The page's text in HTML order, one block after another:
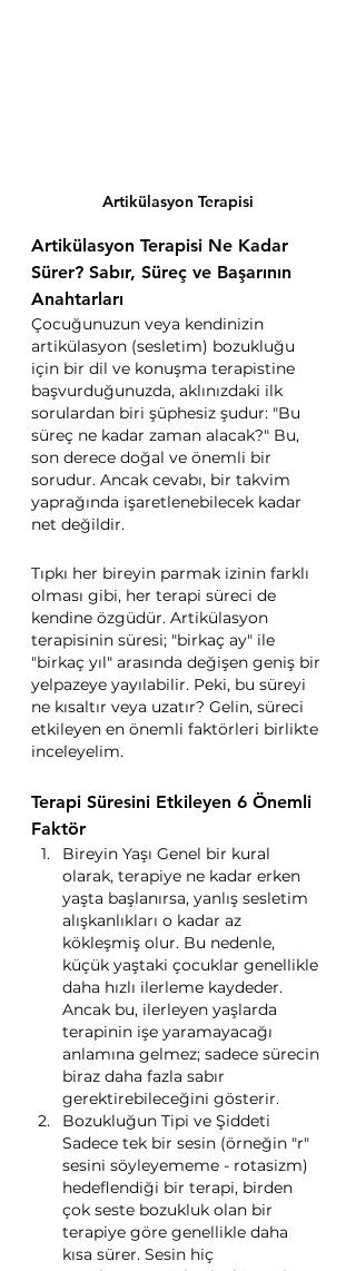
Artikülasyon Terapisi
Artikülasyon Terapisi Ne Kadar
Sürer? Sabır, Süreç ve Başarının
Anahtarları
Çocuğunuzun veya kendinizin
artikülasyon (sesletim) bozukluğu
için bir dil ve konuşma terapistine
başvurduğunuzda, aklınızdaki ilk
sorulardan biri şüphesiz şudur: "Bu
süreç ne kadar zaman alacak?" Bu,
son derece doğal ve önemli bir
sorudur. Ancak cevabı, bir takvim
yaprağında işaretlenebilecek kadar
net değildir.
Tıpkı her bireyin parmak izinin farklı
olması gibi, her terapi süreci de
kendine özgüdür. Artikülasyon
terapisinin süresi; "birkaç ay" ile
"birkaç yıl" arasında değişen geniş bir
yelpazeye yayılabilir. Peki, bu süreyi
ne kısaltır veya uzatır? Gelin, süreci
etkileyen en önemli faktörleri birlikte
inceleyelim.
Terapi Süresini Etkileyen 6 Önemli
Faktör
Bireyin Yaşı Genel bir kural
olarak, terapiye ne kadar erken
yaşta başlanırsa, yanlış sesletim
alışkanlıkları o kadar az
kökleşmiş olur. Bu nedenle,
küçük yaştaki çocuklar genellikle
daha hızlı ilerleme kaydeder.
Ancak bu, ilerleyen yaşlarda
terapinin işe yaramayacağı
anlamına gelmez; sadece sürecin
biraz daha fazla sabır
gerektirebileceğini gösterir.
Bozukluğun Tipi ve Şiddeti
Sadece tek bir sesin (örneğin "r"
sesini söyleyememe - rotasizm)
hedeflendiği bir terapi, birden
çok seste bozukluk olan bir
terapiye göre genellikle daha
kısa sürer. Sesin hiç